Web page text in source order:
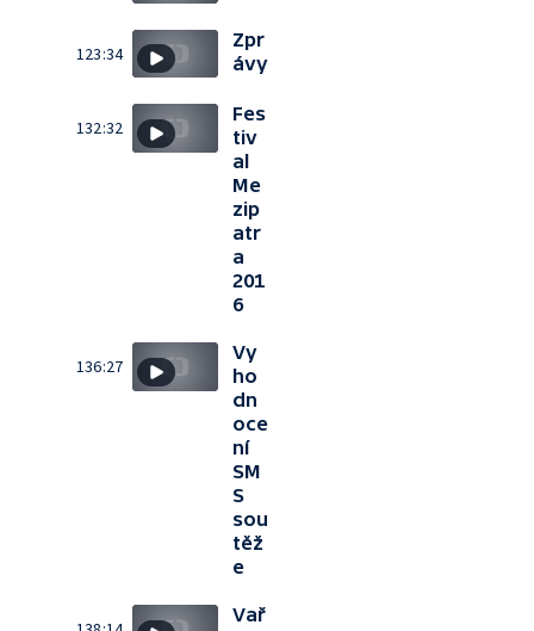
123:34
Zpr
ávy
132:32
Fes
tiv
al
Me
zip
atr
a
201
6
136:27
Vy
ho
dn
oce
ní
SM
S
sou
těž
e
Vař